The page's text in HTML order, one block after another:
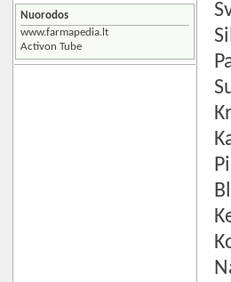
Nuorodos
www.farmapedia.lt
Activon Tube